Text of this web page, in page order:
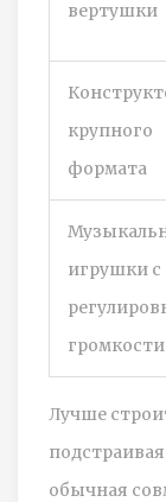
вертушки
крупного
формата
игрушки с
громкости
Лучше
обычная